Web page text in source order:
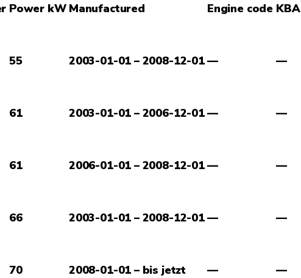
Power kW Manufactured Engine code KBA
55 2003-01-01 – 2008-12-01— —
61 2003-01-01 – 2006-12-01— —
61 2006-01-01 – 2008-12-01— —
66 2003-01-01 – 2008-12-01— —
70 2008-01-01 – bis jetzt — —